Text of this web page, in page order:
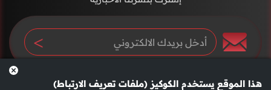
هذا الموقع يستخدم الكوكيز (ملفات تعريف الارتباط)